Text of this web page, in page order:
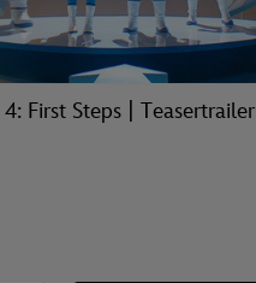
First Steps | Teasertrailer